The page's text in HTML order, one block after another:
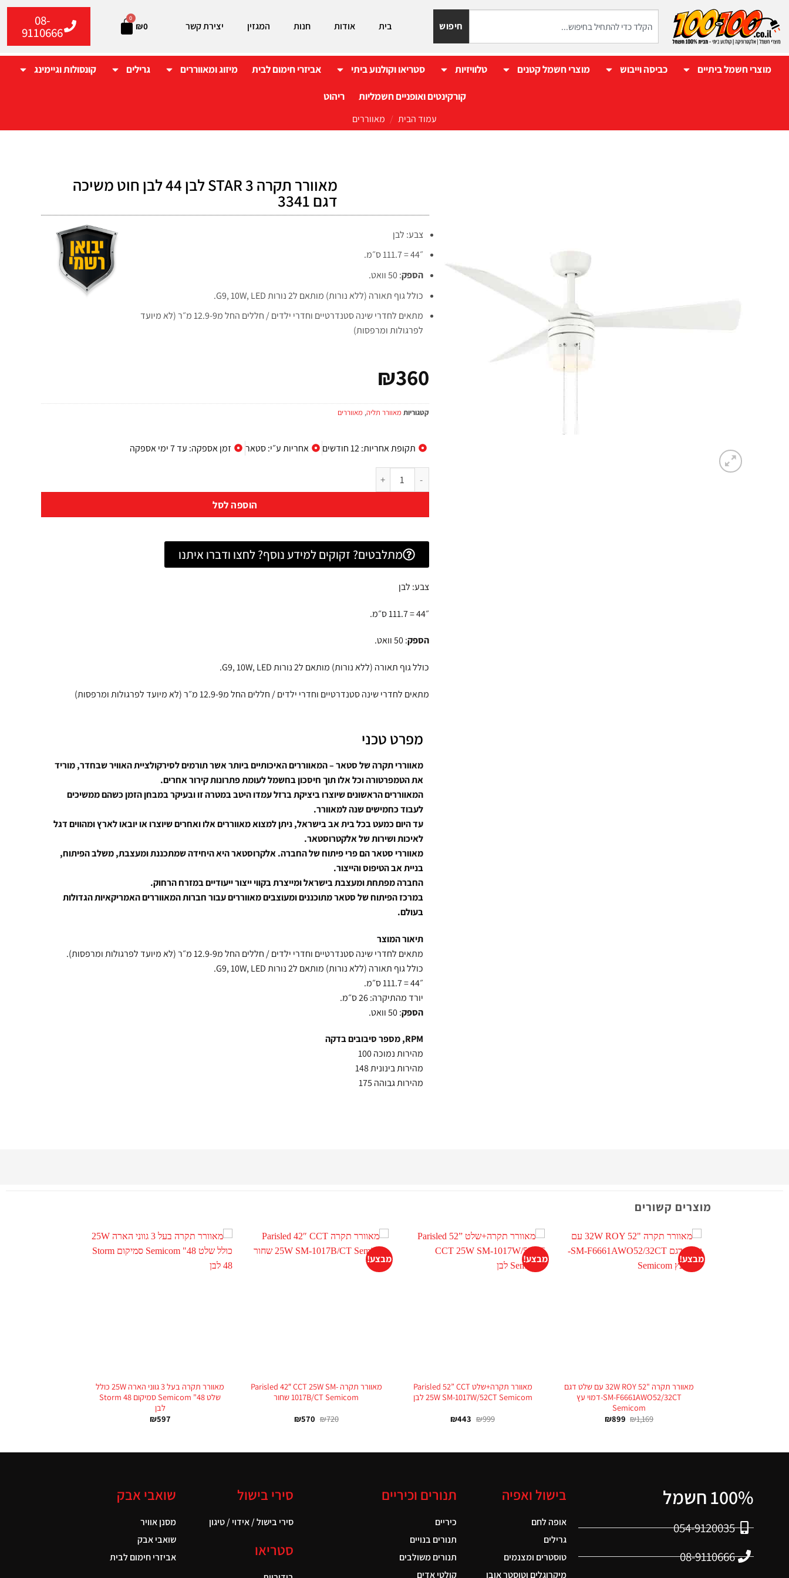
חיפוש בית אודות חנות המגזין יצירת קשר ₪0
0
08-
9110666
מוצרי חשמל ביתיים כביסה וייבוש מוצרי חשמל קטנים טלוויזיות סטריאו וקולנוע ביתי אביזרי חימום לבית מיזוג ומאווררים גרילים קונסולות וגיימינג
קורקינטים ואופניים חשמליות ריהוט
עמוד הבית / מאווררים
מאוורר תקרה STAR 3 לבן 44 לבן חוט משיכה
דגם 3341
צבע: לבן
״44 = 111.7 ס״מ.
הספק: 50 וואט.
כולל גוף תאורה (ללא נורות) מותאם ל2 נורות G9, 10W, LED.
מתאים לחדרי שינה סטנדרטיים וחדרי ילדים / חללים החל מ12.9-9 מ״ר (לא מיועד
לפרגולות ומרפסות)
₪360
קטגוריות מאוורר תליה, מאווררים
תקופת אחריות: 12 חודשים אחריות ע״י: סטאר זמן אספקה: עד 7 ימי אספקה
הוספה לסל
מתלבטים? זקוקים למידע נוסף? לחצו ודברו איתנו
צבע: לבן
״44 = 111.7 ס״מ.
הספק: 50 וואט.
כולל גוף תאורה (ללא נורות) מותאם ל2 נורות G9, 10W, LED.
מתאים לחדרי שינה סטנדרטיים וחדרי ילדים / חללים החל מ12.9-9 מ״ר (לא מיועד לפרגולות ומרפסות)
מפרט טכני
מאווררי תקרה של סטאר – המאווררים האיכותיים ביותר אשר תורמים לסירקולציית האוויר שבחדר, מוריד
את הטמפרטורה וכל אלו תוך חיסכון בחשמל לעומת פתרונות קירור אחרים.
המאווררים הראשונים שיוצרו ביציקת ברזל עמדו היטב במטרה זו ובעיקר במבחן הזמן כשהם ממשיכים
לעבוד כחמישים שנה למאוורר.
עד היום כמעט בכל בית אב בישראל, ניתן למצוא מאווררים אלו ואחרים שיוצרו או יובאו לארץ ומהווים דגל
לאיכות ושירות של אלקטרוסטאר.
מאווררי סטאר הם פרי פיתוח של החברה. אלקרוסטאר היא היחידה שמתכננת ומעצבת, משלב הפיתוח,
בניית אב הטיפוס והייצור.
החברה מפתחת ומעצבת בישראל ומייצרת בקווי ייצור ייעודיים במזרח הרחוק.
במרכז הפיתוח של סטאר מתוכננים ומעוצבים מאווררים עבור חברות המאווררים האמריקאיות הגדולות
בעולם.
תיאור המוצר
מתאים לחדרי שינה סטנדרטיים וחדרי ילדים / חללים החל מ12.9-9 מ״ר (לא מיועד לפרגולות ומרפסות).
כולל גוף תאורה (ללא נורות) מותאם ל2 נורות G9, 10W, LED.
״44 = 111.7 ס״מ.
יורד מהתיקרה: 26 ס״מ.
הספק: 50 וואט.
RPM, מספר סיבובים בדקה
מהירות נמוכה 100
מהירות בינונית 148
מהירות גבוהה 175
מוצרים קשורים
מבצע!
מאוורר תקרה "32W ROY 52 עם שלט דגם
SM-F6661AWO52/32CT-דמוי עץ
Semicom
₪1,169
₪899
מבצע!
מאוורר תקרה+שלט Parisled 52” CCT
25W SM-1017W/52CT Semicom לבן
₪999
₪443
מבצע!
מאוורר תקרה Parisled 42″ CCT 25W SM-
1017B/CT Semicom שחור
₪720
₪570
מאוורר תקרה בעל 3 גווני הארה 25W כולל
שלט 48" Semicom סמיקום Storm 48
לבן
₪597
100% חשמל
054-9120035
08-9110666
בישול ואפיה
אופה לחם
גרילים
טוסטרים ומצנמים
מיקרוגלים וטוסטר אובן
תנורים וכיריים
כיריים
תנורים בנויים
תנורים משולבים
קולטי אדים
סירי בישול
סירי בישול / אידוי / טיגון
סטריאו
שואבי אבק
מסנן אוויר
שואבי אבק
אביזרי חימום לבית